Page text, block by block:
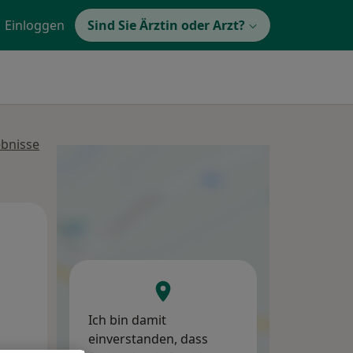
Einloggen Sind Sie Ärztin oder Arzt?
Ich bin damit
einverstanden, dass